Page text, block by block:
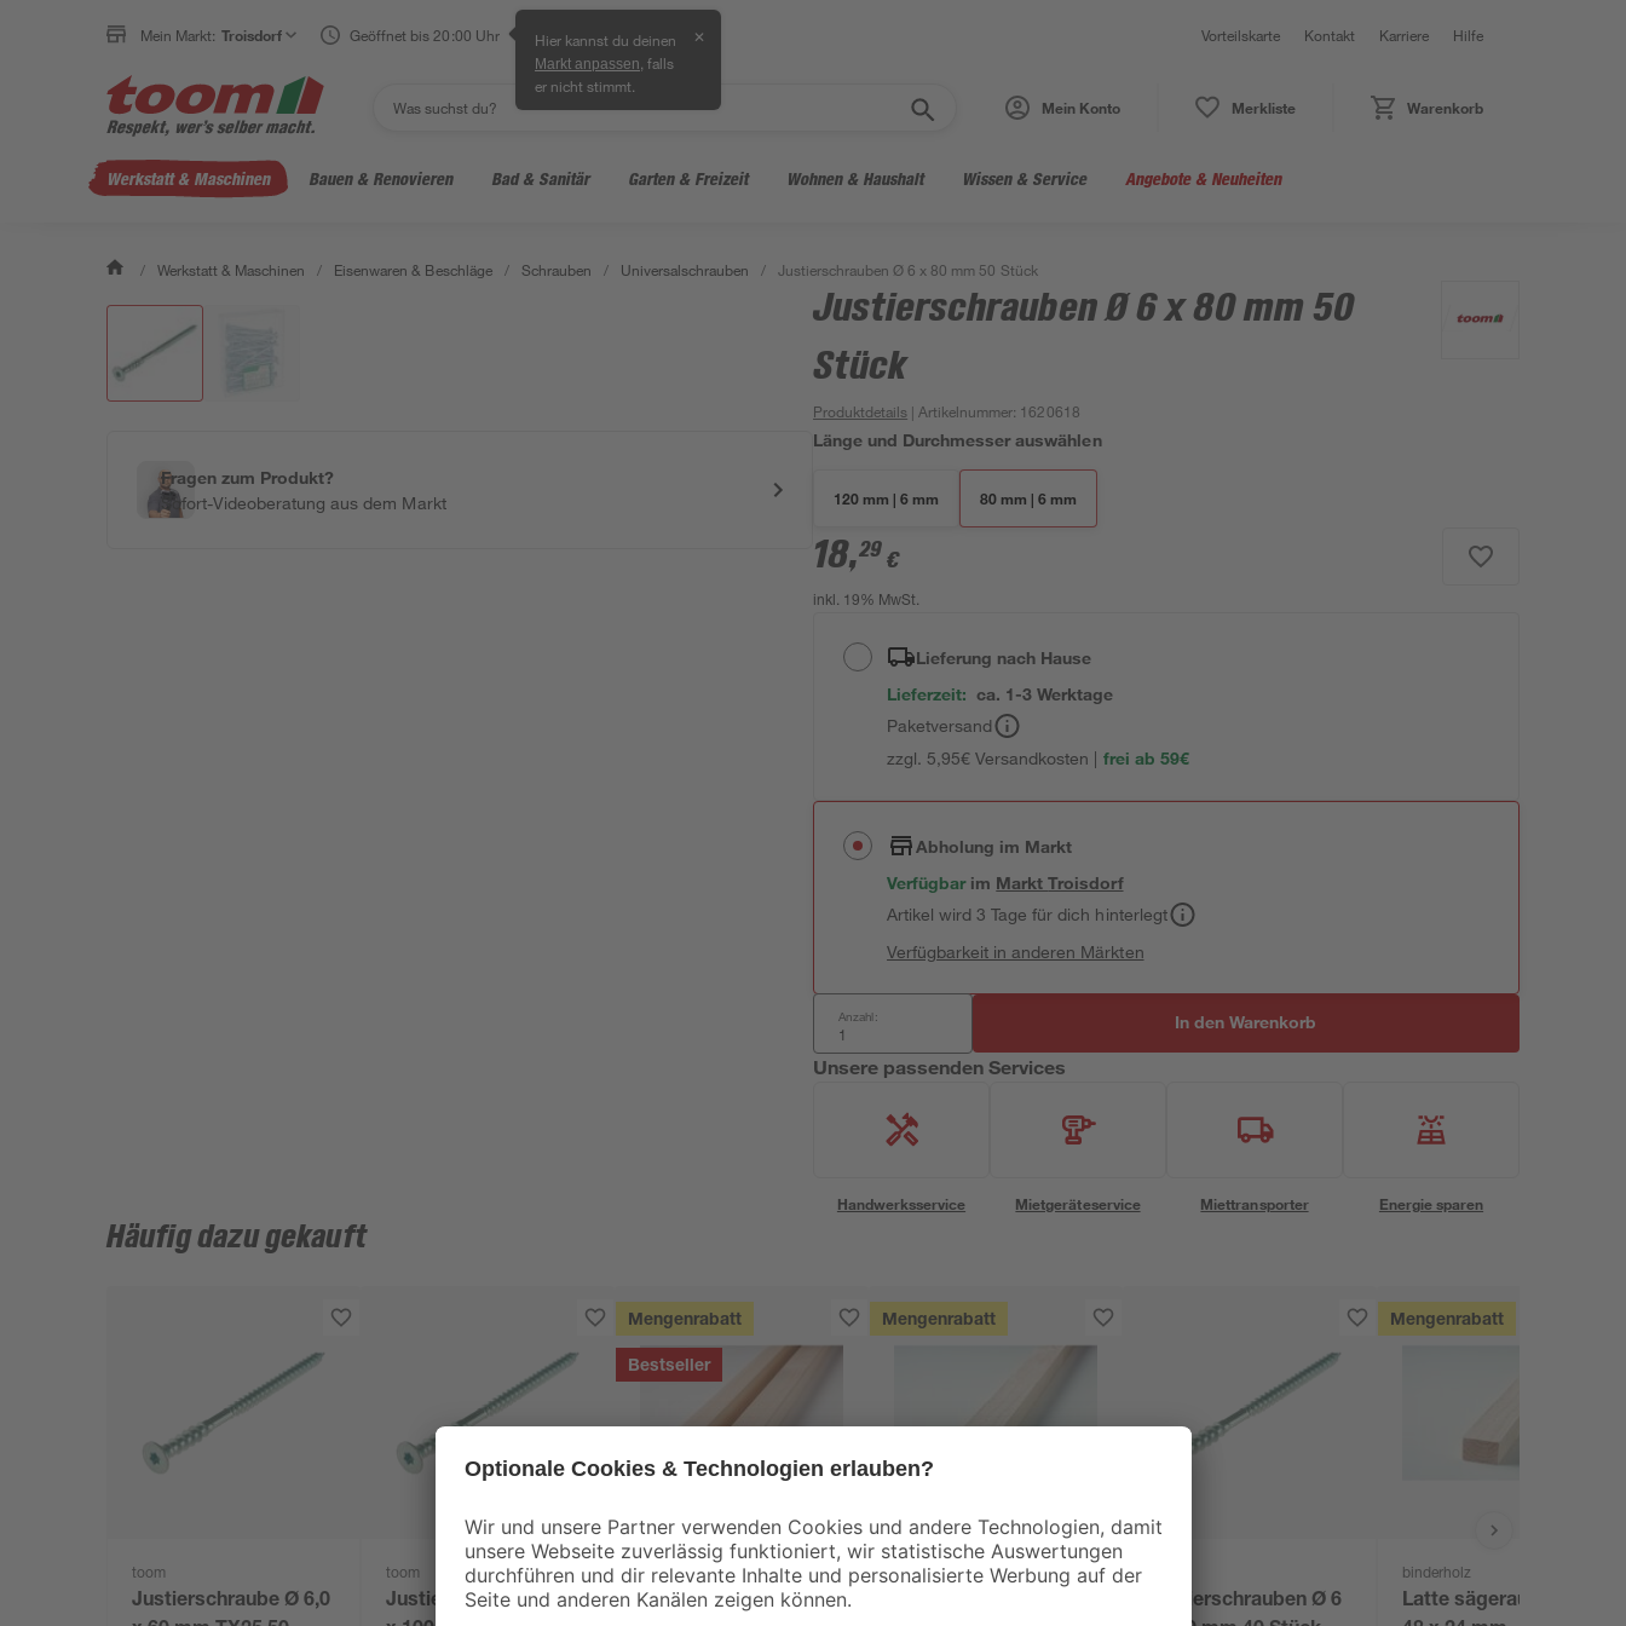
Mein Markt: Troisdorf Geöffnet bis 20:00 Uhr Hier kannst du deinen
Markt anpassen , falls
er nicht stimmt.
✕ Vorteilskarte Kontakt Karriere Hilfe
Mein Konto Merkliste Warenkorb
Werkstatt & Maschinen Bauen & Renovieren Bad & Sanitär Garten & Freizeit Wohnen & Haushalt Wissen & Service Angebote & Neuheiten
/ Werkstatt & Maschinen / Eisenwaren & Beschläge / Schrauben / Universalschrauben / Justierschrauben Ø 6 x 80 mm 50 Stück
Fragen zum Produkt?
Sofort-Videoberatung aus dem Markt
Justierschrauben Ø 6 x 80 mm 50
Stück
Produktdetails | Artikelnummer: 1620618
Länge und Durchmesser auswählen
120 mm | 6 mm 80 mm | 6 mm
18,29 €
inkl. 19% MwSt.
Lieferung nach Hause
Lieferzeit: ca. 1-3 Werktage
Paketversand
zzgl. 5,95€ Versandkosten | frei ab 59€
Abholung im Markt
Verfügbar im MarktTroisdorf
Artikel wird 3 Tage für dich hinterlegt
Verfügbarkeit in anderen Märkten
Anzahl: In den Warenkorb
Unsere passenden Services
Handwerksservice Mietgeräteservice Miettransporter Energie sparen
Häufig dazu gekauft
toom
Justierschraube Ø 6,0
toom
Justierschraube Ø 6,0
Mengenrabatt
Bestseller
binderholz
Latte sägerau 2000 x
Mengenrabatt
binderholz
Justierschrauben Ø 6
Mengenrabatt
binderholz
Latte sägerau 3000 x